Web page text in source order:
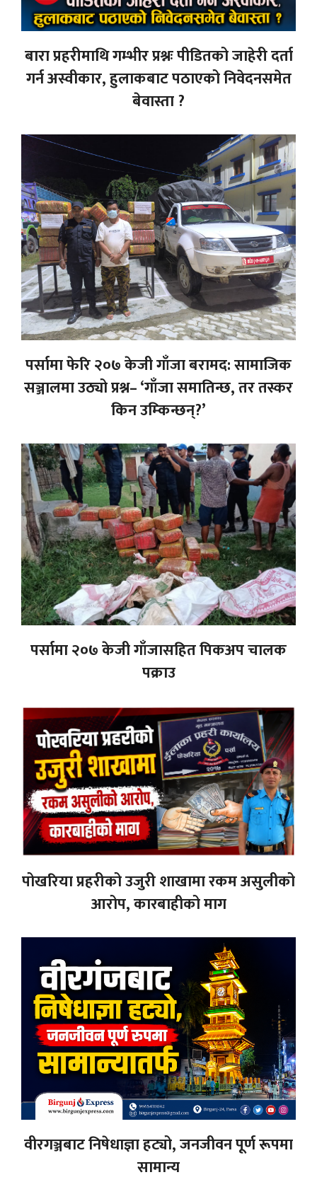
बारा प्रहरीमाथि गम्भीर प्रश्नः पीडितको जाहेरी दर्ता
गर्न अस्वीकार, हुलाकबाट पठाएको निवेदनसमेत
बेवास्ता ?
पर्सामा फेरि २०७ केजी गाँजा बरामद: सामाजिक
सञ्जालमा उठ्यो प्रश्न– ‘गाँजा समातिन्छ, तर तस्कर
किन उम्किन्छन्?’
पर्सामा २०७ केजी गाँजासहित पिकअप चालक
पक्राउ
पोखरिया प्रहरीको उजुरी शाखामा रकम असुलीको
आरोप, कारबाहीको माग
वीरगञ्जबाट निषेधाज्ञा हट्यो, जनजीवन पूर्ण रूपमा
सामान्य